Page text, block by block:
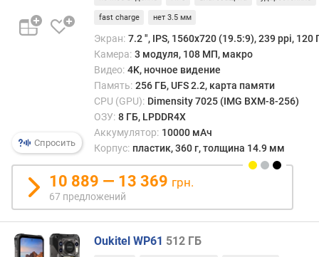
е
ш
о
т
з
ы
в
а
м
Спросить
16 ГБ
fast charge нет 3.5 мм
Экран: 7.2 ", IPS, 1560х720 (19.5:9), 239 ppi, 120
Камера: 3 модуля, 108 МП, макро
Видео: 4K, ночное видение
Память: 256 ГБ, UFS 2.2, карта памяти
CPU (GPU): Dimensity 7025 (IMG BXM-8-256)
ОЗУ: 8 ГБ, LPDDR4X
Аккумулятор: 10000 мАч
Корпус: пластик, 360 г, толщина 14.9 мм
10 889 — 13 369 грн.
67 предложений
Oukitel WP61 512 ГБ